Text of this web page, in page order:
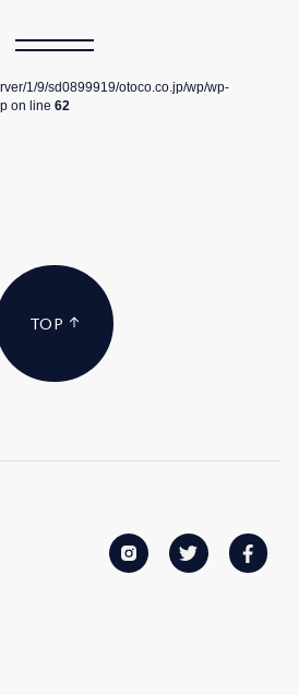
1/9/sd0899919/otoco.co.jp/wp/wp-
on line 62
TOP